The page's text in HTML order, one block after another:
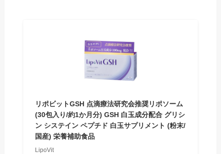
リポビットGSH 点滴療法研究会推奨リポソーム
(30包入り/約1か月分) GSH 白玉成分配合 グリシ
ン システイン ペプチド 白玉サプリメント (粉末/
国産) 栄養補助食品
LipoVit